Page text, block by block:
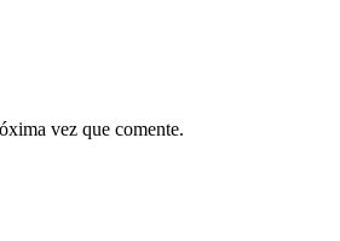
vez que comente.